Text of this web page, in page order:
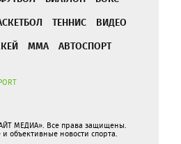
ТЕННИС
ВИДЕО
ММА АВТОСПОРТ
МЕДИА». Все права защищены.
объективные новости спорта.